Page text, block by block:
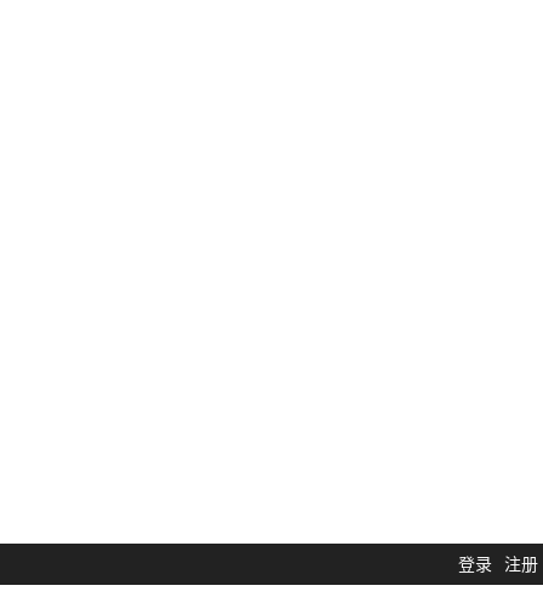
登录 注册